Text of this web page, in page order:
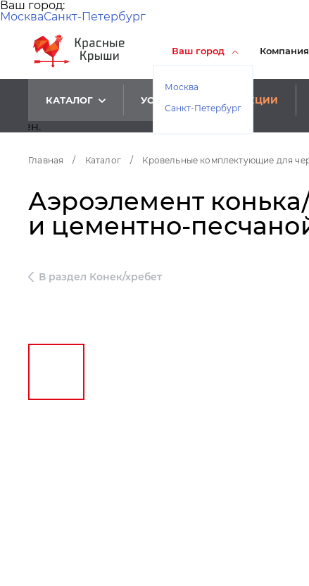
Ваш город:
МоскваСанкт-Петербург
Ваш город
Москва
Санкт-Петербург
Компания
КАТАЛОГ УСЛУГИ АКЦИИ
Главная / Каталог / Кровельные комплектующие для
Аэроэлемент
и цементно-
В раздел Конек/хребет